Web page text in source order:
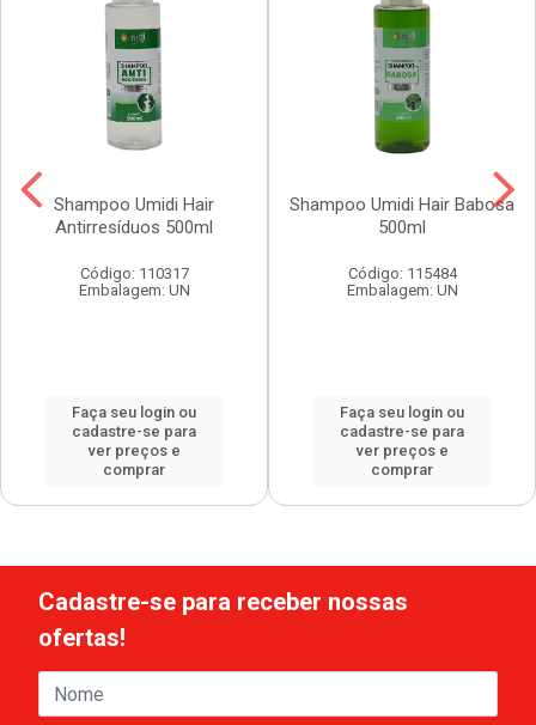
Shampoo Umidi Hair
Antirresíduos 500ml
Código: 110317
Embalagem: UN
Faça seu login ou
cadastre-se para
ver preços e
comprar
Shampoo Umidi Hair Babosa
500ml
Código: 115484
Embalagem: UN
Faça seu login ou
cadastre-se para
ver preços e
comprar
Cadastre-se para receber nossas
ofertas!